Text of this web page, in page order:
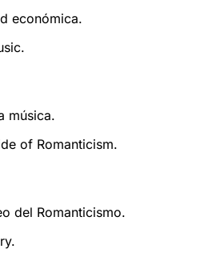
económica.
música.
of Romanticism.
del Romanticismo.